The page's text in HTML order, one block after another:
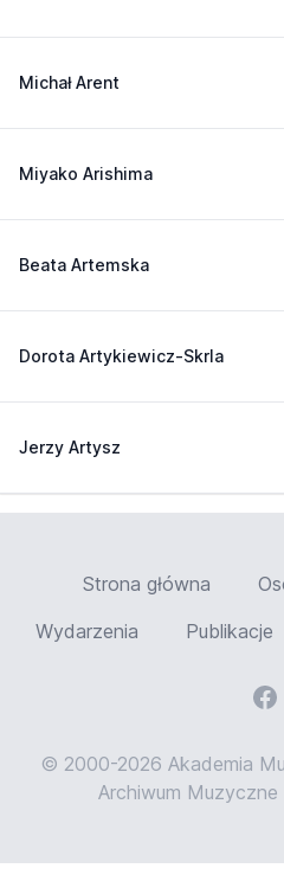
Michał Arent
Miyako Arishima
Beata Artemska
Dorota Artykiewicz-Skrla
Jerzy Artysz
Strona główna
Wydarzenia
Publikacje
© 2000-2026 Akademia
Archiwum Muzyczne